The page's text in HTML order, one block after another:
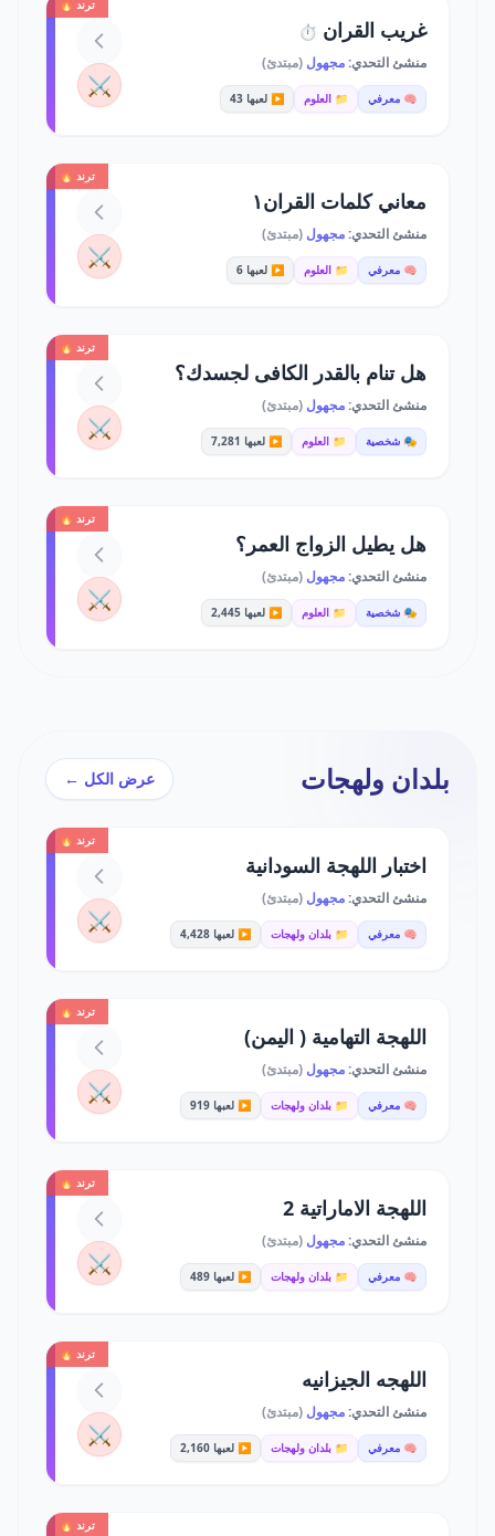
ترند 🔥
غريب القران ⏱️
منشئ التحدي:مجهول (مبتدئ)
🧠 معرفي 📁 العلوم ▶️ لعبها 43 ⚔️
ترند 🔥
معاني كلمات القران١
منشئ التحدي:مجهول (مبتدئ)
🧠 معرفي 📁 العلوم ▶️ لعبها 6 ⚔️
ترند 🔥
هل تنام بالقدر الكافى لجسدك؟
منشئ التحدي:مجهول (مبتدئ)
🎭 شخصية 📁 العلوم ▶️ لعبها 7,281 ⚔️
ترند 🔥
هل يطيل الزواج العمر؟
منشئ التحدي:مجهول (مبتدئ)
🎭 شخصية 📁 العلوم ▶️ لعبها 2,445 ⚔️
بلدان ولهجات عرض الكل ←
ترند 🔥
اختبار اللهجة السودانية
منشئ التحدي:مجهول (مبتدئ)
🧠 معرفي 📁 بلدان ولهجات ▶️ لعبها 4,428 ⚔️
ترند 🔥
اللهجة التهامية ( اليمن)
منشئ التحدي:مجهول (مبتدئ)
🧠 معرفي 📁 بلدان ولهجات ▶️ لعبها 919 ⚔️
ترند 🔥
اللهجة الاماراتية 2
منشئ التحدي:مجهول (مبتدئ)
🧠 معرفي 📁 بلدان ولهجات ▶️ لعبها 489 ⚔️
ترند 🔥
اللهجه الجيزانيه
منشئ التحدي:مجهول (مبتدئ)
🧠 معرفي 📁 بلدان ولهجات ▶️ لعبها 2,160 ⚔️
ترند 🔥